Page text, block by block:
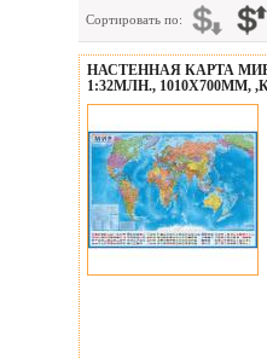
Сортировать по:
НАСТЕННАЯ КАРТА
1:32МЛН., 1010X700ММ,